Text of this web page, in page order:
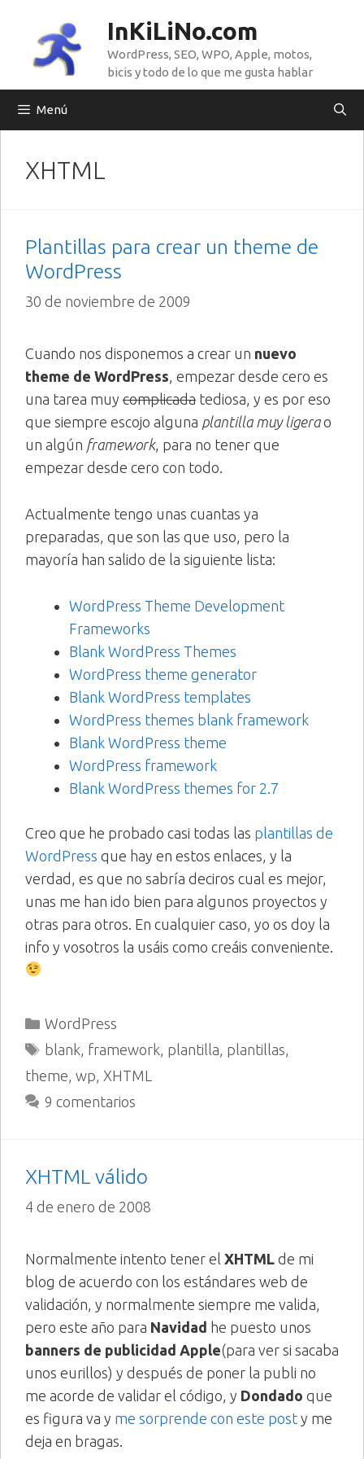
contenido
InKiLiNo.com
WordPress, SEO, WPO, Apple, motos,
bicis y todo de lo que me gusta hablar
Menú
XHTML
Plantillas para crear un theme de
WordPress
30 de noviembre de 2009
Cuando nos disponemos a crear un nuevo
theme de WordPress, empezar desde cero es
una tarea muy complicada tediosa, y es por eso
que siempre escojo alguna plantilla muy ligerao
un algún framework, para no tener que
empezar desde cero con todo.
Actualmente tengo unas cuantas ya
preparadas, que son las que uso, pero la
mayoría han salido de la siguiente lista:
WordPress Theme Development
Frameworks
Blank WordPress Themes
WordPress theme generator
Blank WordPress templates
WordPress themes blank framework
Blank WordPress theme
WordPress framework
Blank WordPress themes for 2.7
Creo que he probado casi todas las plantillas de
WordPress que hay en estos enlaces, y la
verdad, es que no sabría deciros cual es mejor,
unas me han ido bien para algunos proyectos y
otras para otros. En cualquier caso, yo os doy la
info y vosotros la usáis como creáis conveniente.
Categorías
WordPress
Etiquetas
blank framework plantilla plantillas
theme wp XHTML
9 comentarios
XHTML válido
4 de enero de 2008
Normalmente intento tener el XHTML de mi
blog de acuerdo con los estándares web de
validación, y normalmente siempre me valida,
pero este año para Navidad he puesto unos
banners de publicidad Apple(para ver si sacaba
unos eurillos) y después de poner la publi no
me acorde de validar el código, y Dondado que
es figura va y me sorprende con este post y me
deja en bragas.